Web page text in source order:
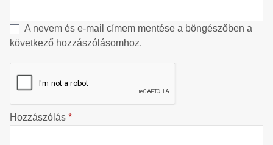
A nevem és e-mail címem mentése a böngészőben a
következő hozzászólásomhoz.
Hozzászólás *